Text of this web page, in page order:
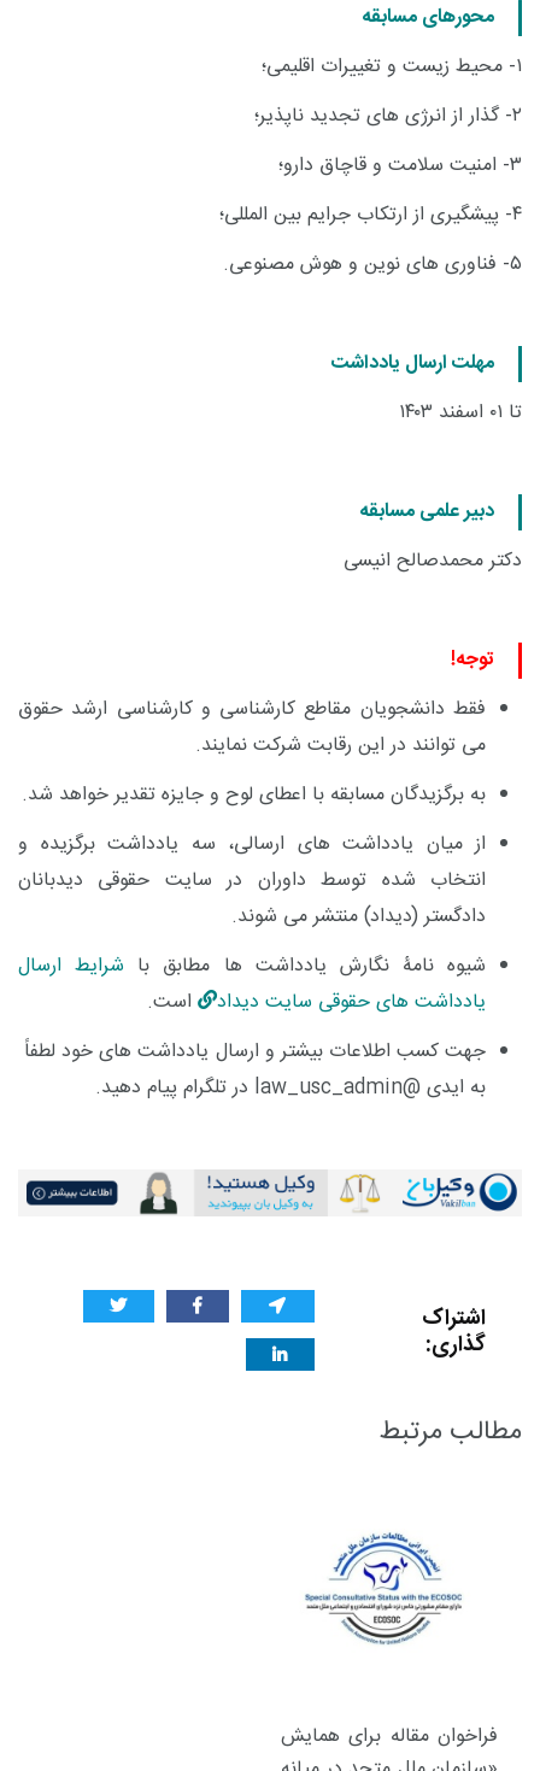
محورهای مسابقه
۱- محیط زیست و تغییرات اقلیمی؛
۲- گذار از انرژی های تجدید ناپذیر؛
۳- امنیت سلامت و قاچاق دارو؛
۴- پیشگیری از ارتکاب جرایم بین المللی؛
۵- فناوری های نوین و هوش مصنوعی.
مهلت ارسال یادداشت
تا ۰۱ اسفند ۱۴۰۳
دبیر علمی مسابقه
دکتر محمدصالح انیسی
توجه!
فقط دانشجویان مقاطع کارشناسی و کارشناسی ارشد حقوق
می توانند در این رقابت شرکت نمایند.
به برگزیدگان مسابقه با اعطای لوح و جایزه تقدیر خواهد شد.
از میان یادداشت های ارسالی، سه یادداشت برگزیده و
انتخاب شده توسط داوران در سایت حقوقی دیدبانان
دادگستر (دیداد) منتشر می شوند.
شیوه نامۀ نگارش یادداشت ها مطابق با شرایط ارسال
یادداشت های حقوقی سایت دیداد
است.
جهت کسب اطلاعات بیشتر و ارسال یادداشت های خود لطفاً
به ایدی @
law_usc_admin در تلگرام پیام دهید.
اشتراک
گذاری:
مطالب مرتبط
فراخوان مقاله برای همایش